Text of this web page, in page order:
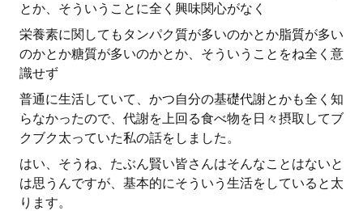
とか、そういうことに全く興味関心がなく
栄養素に関してもタンパク質が多いのかとか脂質が多い
のかとか糖質が多いのかとか、そういうことをね全く意
識せず
普通に生活していて、かつ自分の基礎代謝とかも全く知
らなかったので、代謝を上回る食べ物を日々摂取してブ
クブク太っていた私の話をしました。
はい、そうね、たぶん賢い皆さんはそんなことはないと
は思うんですが、基本的にそういう生活をしていると太
ります。